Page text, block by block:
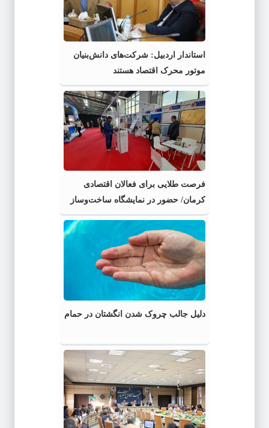
استاندار اردبیل: شرکت‌های دانش‌بنیان
موتور محرک اقتصاد هستند
فرصت طلایی برای فعالان اقتصادی
کرمان/ حضور در نمایشگاه ساخت‌وساز
لیبی ۲۰۲۶
دلیل جالب چروک شدن انگشتان در حمام